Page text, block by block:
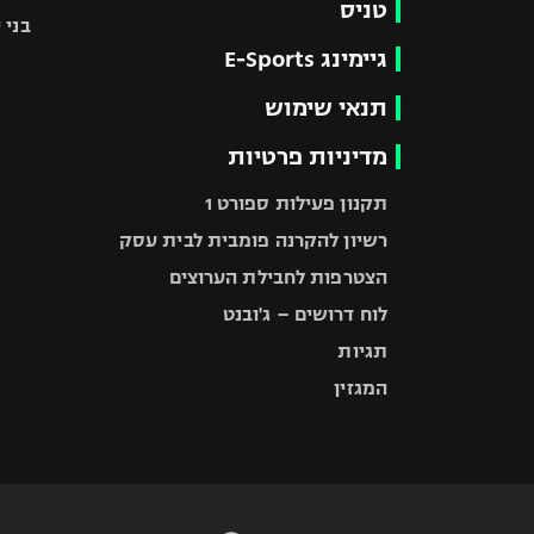
טניס
גיימינג E-Sports
תנאי שימוש
מדיניות פרטיות
תקנון פעילות ספורט 1
רשיון להקרנה פומבית לבית עסק
הצטרפות לחבילת הערוצים
לוח דרושים – ג'ובנט
תגיות
המגזין
בני